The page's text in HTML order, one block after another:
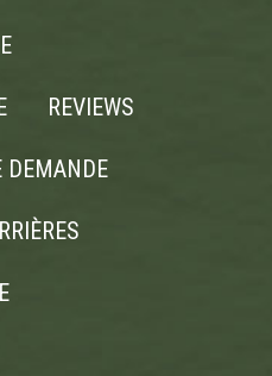
REVIEWS
DEMANDE